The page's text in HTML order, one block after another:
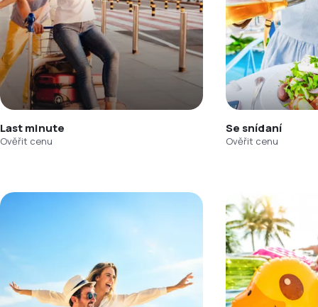
Last minute
Ověřit cenu
Se snídaní
Ověřit cenu